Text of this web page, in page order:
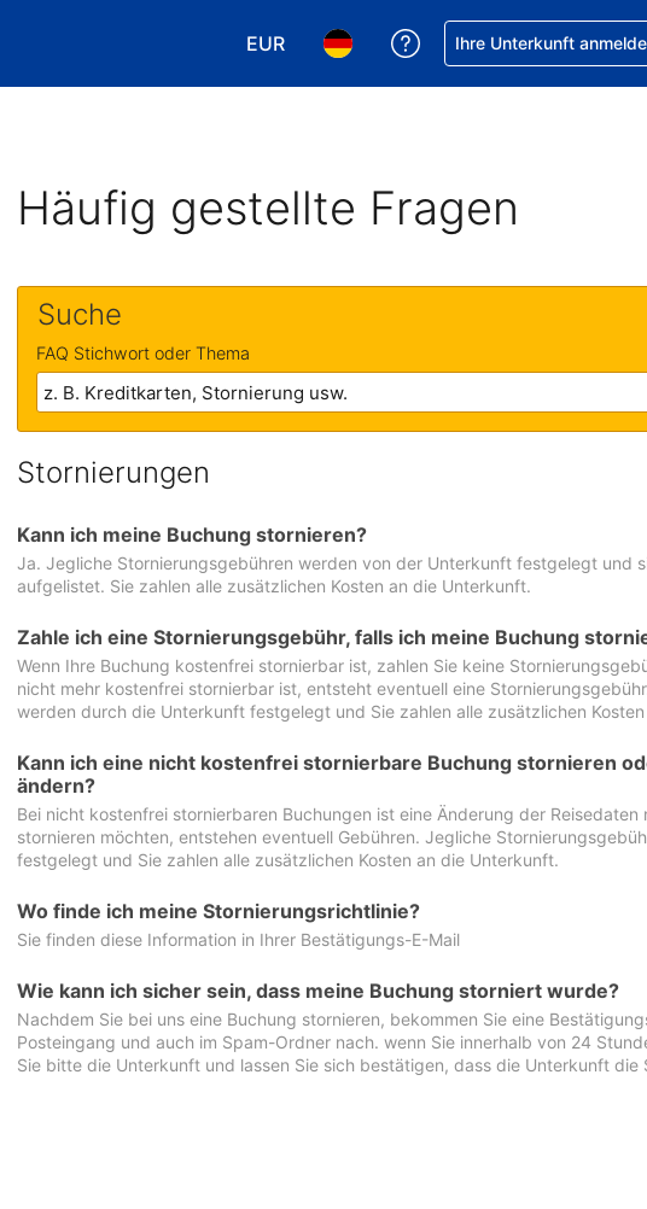
EUR
Wählen Sie Ihre Währung. Ihre aktuelle
Wählen Sie Ihre Sprache. Ihre
Hilfe bei Ihrer Buchung
Ihre Unterkunft
Häufig gestellte Fragen
Suche
FAQ Stichwort oder Thema
Stornierungen
Kann ich meine Buchung stornieren?
Ja. Jegliche Stornierungsgebühren werden von der Unterkunft festgelegt und
aufgelistet. Sie zahlen alle zusätzlichen Kosten an die Unterkunft.
Zahle ich eine Stornierungsgebühr, falls ich meine Buchung
Wenn Ihre Buchung kostenfrei stornierbar ist, zahlen Sie keine
nicht mehr kostenfrei stornierbar ist, entsteht eventuell eine
werden durch die Unterkunft festgelegt und Sie zahlen alle zusätzlichen
Kann ich eine nicht kostenfrei stornierbare Buchung stornieren
ändern?
Bei nicht kostenfrei stornierbaren Buchungen ist eine Änderung der Reisedaten
stornieren möchten, entstehen eventuell Gebühren. Jegliche
festgelegt und Sie zahlen alle zusätzlichen Kosten an die Unterkunft.
Wo finde ich meine Stornierungsrichtlinie?
Sie finden diese Information in Ihrer Bestätigungs-E-Mail
Wie kann ich sicher sein, dass meine Buchung storniert wurde?
Nachdem Sie bei uns eine Buchung stornieren, bekommen Sie eine
Posteingang und auch im Spam-Ordner nach. wenn Sie innerhalb von 24
Sie bitte die Unterkunft und lassen Sie sich bestätigen, dass die Unterkunft die